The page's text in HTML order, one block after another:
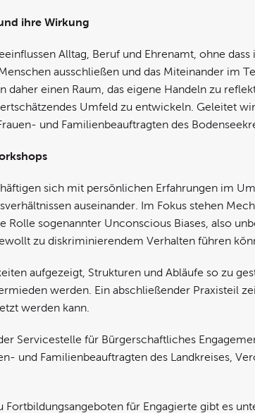
ihre Wirkung
Alltag, Beruf und Ehrenamt, ohne
ausschließen und das Miteinander im
daher einen Raum, das eigene Handeln zu
Umfeld zu entwickeln. Geleitet
und Familienbeauftragten des
sich mit persönlichen Erfahrungen im
auseinander. Im Fokus stehen
Rolle sogenannter Unconscious Biases, also
zu diskriminierendem Verhalten führen
aufgezeigt, Strukturen und Abläufe so zu
werden. Ein abschließender Praxisteil
werden kann.
Servicestelle für Bürgerschaftliches
und Familienbeauftragten des Landkreises,
für Engagierte gibt es